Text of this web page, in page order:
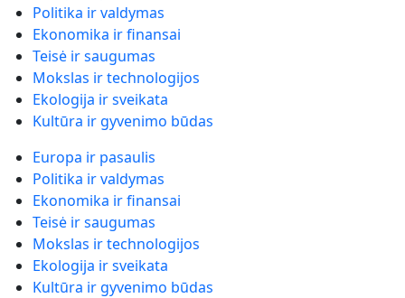
Politika ir valdymas
Ekonomika ir finansai
Teisė ir saugumas
Mokslas ir technologijos
Ekologija ir sveikata
Kultūra ir gyvenimo būdas
Europa ir pasaulis
Politika ir valdymas
Ekonomika ir finansai
Teisė ir saugumas
Mokslas ir technologijos
Ekologija ir sveikata
Kultūra ir gyvenimo būdas